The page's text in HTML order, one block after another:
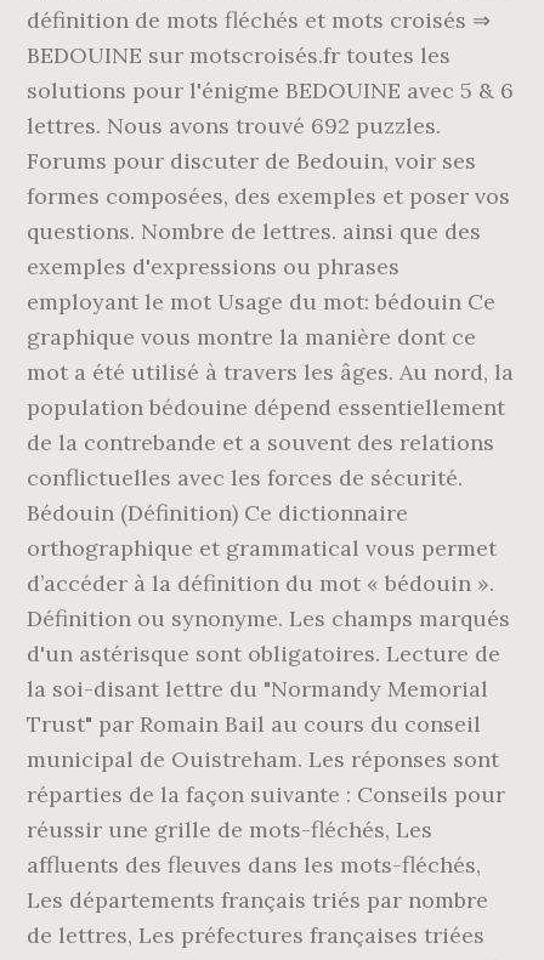
définition de mots fléchés et mots croisés ⇒
BEDOUINE sur motscroisés.fr toutes les
solutions pour l'énigme BEDOUINE avec 5 & 6
lettres. Nous avons trouvé 692 puzzles.
Forums pour discuter de Bedouin, voir ses
formes composées, des exemples et poser vos
questions. Nombre de lettres. ainsi que des
exemples d'expressions ou phrases
employant le mot Usage du mot: bédouin Ce
graphique vous montre la manière dont ce
mot a été utilisé à travers les âges. Au nord, la
population bédouine dépend essentiellement
de la contrebande et a souvent des relations
conflictuelles avec les forces de sécurité.
Bédouin (Définition) Ce dictionnaire
orthographique et grammatical vous permet
d’accéder à la définition du mot « bédouin ».
Définition ou synonyme. Les champs marqués
d'un astérisque sont obligatoires. Lecture de
la soi-disant lettre du "Normandy Memorial
Trust" par Romain Bail au cours du conseil
municipal de Ouistreham. Les réponses sont
réparties de la façon suivante : Conseils pour
réussir une grille de mots-fléchés, Les
affluents des fleuves dans les mots-fléchés,
Les départements français triés par nombre
de lettres, Les préfectures françaises triées